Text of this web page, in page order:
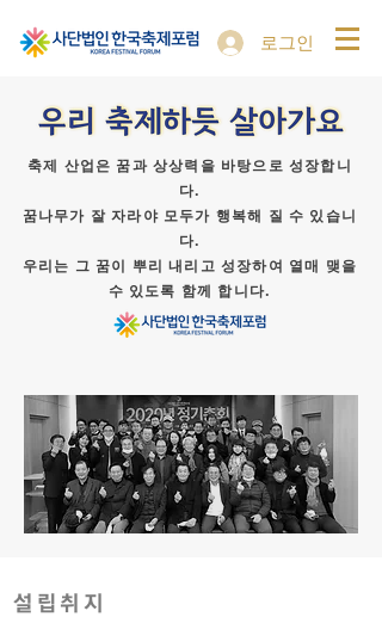
로그인
축제 산업은 꿈과 상상력을 바탕으로 성장합니
다.
꿈나무가 잘 자라야 모두가 행복해 질 수 있습니
다.
우리는 그 꿈이 뿌리 내리고 성장하여 열매 맺을
수 있도록 함께 합니다.
설립취지